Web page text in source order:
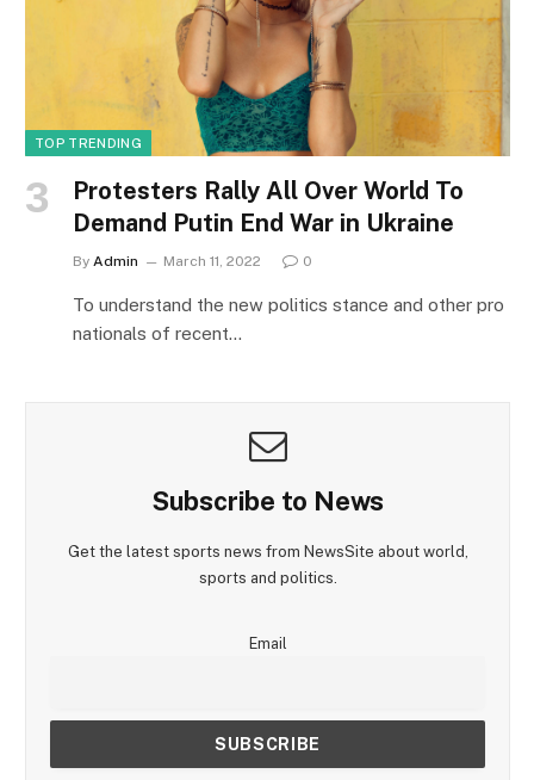
TOP TRENDING
Protesters Rally All Over World To
Demand Putin End War in Ukraine
By Admin March 11, 2022 0
To understand the new politics stance and other pro
nationals of recent…
Subscribe to News
Get the latest sports news from NewsSite about world,
sports and politics.
Email